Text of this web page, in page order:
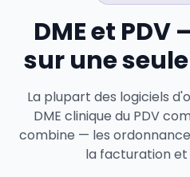
DME et
sur une
La plupart des logiciels
DME clinique du PDV
combine — les
la facturation et